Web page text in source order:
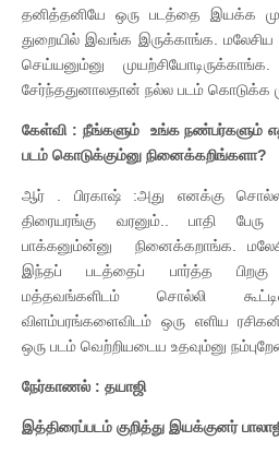
தனித்தனியே ஒரு படத்தை இயக்க
துறையில் இவங்க இருக்காங்க. மலேசிய
செய்யனும்னு
சேர்ந்ததுனாலதான் நல்ல படம் கொடுக்க
கேள்வி : நீங்களும் உங்க நண்பர்களும்
படம் கொடுக்கும்னு நினைக்கறிங்களா?
ஆர் . பிரகாஷ் :அது எனக்கு
திரையரங்கு வரனும்.. பாதி
பாக்கனும்ன்னு நினைக்கறாங்க.
இந்தப் படத்தைப் பார்த்த பிறகு
மத்தவங்களிடம் சொல்லி
விளம்பரங்களைவிடம் ஒரு எளிய
ஒரு படம் வெற்றியடைய உதவும்னு
நேர்காணல் : தயாஜி
இத்திரைப்படம் குறித்து இயக்குனர்